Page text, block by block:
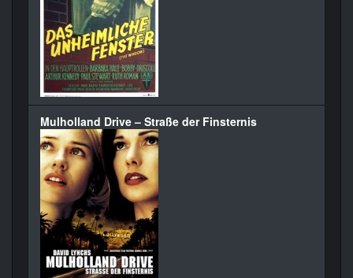
Mulholland Drive – Straße der Finsternis